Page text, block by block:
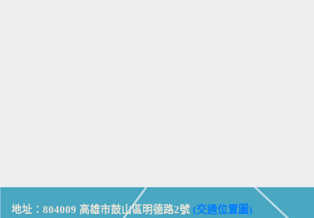
地址：804009 高雄市鼓山區明德路2號 (交通位置圖)